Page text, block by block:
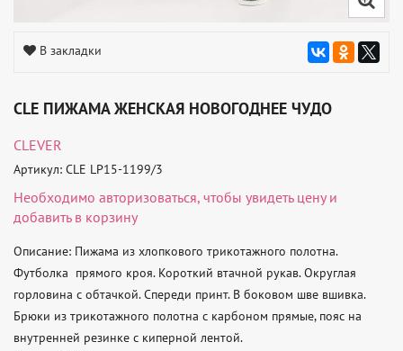
В закладки
CLE ПИЖАМА ЖЕНСКАЯ НОВОГОДНЕЕ ЧУДО
CLEVER
Артикул: CLE LP15-1199/3
Необходимо авторизоваться, чтобы увидеть цену и
добавить в корзину
Описание: Пижама из хлопкового трикотажного полотна.
Футболка  прямого кроя. Короткий втачной рукав. Округлая
горловина с обтачкой. Спереди принт. В боковом шве вшивка.
Брюки из трикотажного полотна с карбоном прямые, пояс на
внутренней резинке с киперной лентой.